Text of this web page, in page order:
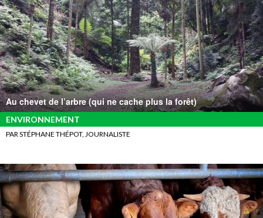
Au chevet de l’arbre (qui ne cache plus la forêt)
ENVIRONNEMENT
PAR STÉPHANE THÉPOT, JOURNALISTE